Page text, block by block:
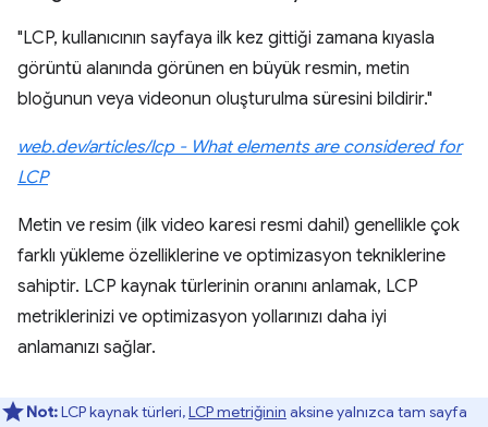
"LCP, kullanıcının sayfaya ilk kez gittiği zamana kıyasla
görüntü alanında görünen en büyük resmin, metin
bloğunun veya videonun oluşturulma süresini bildirir."
web.dev/articles/lcp - What elements are considered for
LCP
Metin ve resim (ilk video karesi resmi dahil) genellikle çok
farklı yükleme özelliklerine ve optimizasyon tekniklerine
sahiptir. LCP kaynak türlerinin oranını anlamak, LCP
metriklerinizi ve optimizasyon yollarınızı daha iyi
anlamanızı sağlar.
Not:LCP kaynak türleri,LCP metriğinin aksine yalnızca tam sayfa